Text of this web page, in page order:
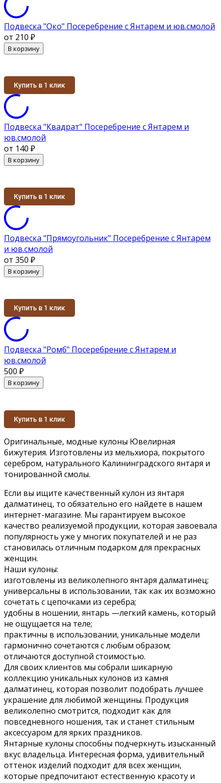
Подвеска "Око" Посеребрение с Янтарем и юв.смолой
от 210 ₽
В корзину
Купить в 1 клик
Подвеска "Квадрат" Посеребрение с Янтарем и
юв.смолой
от 140 ₽
В корзину
Купить в 1 клик
Подвеска "Прямоугольник" Посеребрение с Янтарем
и юв.смолой
от 350 ₽
В корзину
Купить в 1 клик
Подвеска "Ромб" Посеребрение с Янтарем и
юв.смолой
500 ₽
В корзину
Купить в 1 клик
Оригинальные, модные кулоны Ювелирная
бижутерия. Изготовлены из мельхиора, покрытого
серебром, натурального Калининградского янтаря и
тонированной смолы.
Если вы ищите качественный кулон из янтаря
далматинец, то обязательно его найдете в нашем
интернет-магазине. Мы гарантируем высокое
качество реализуемой продукции, которая завоевала
популярность уже у многих покупателей и не раз
становилась отличным подарком для прекрасных
женщин.
Наши кулоны:
изготовлены из великолепного янтаря далматинец;
универсальны в использовании, так как их возможно
сочетать с цепочками из серебра;
удобны в ношении, янтарь —легкий камень, который
не ощущается на теле;
практичны в использовании, уникальные модели
гармонично сочетаются с любым образом;
отличаются доступной стоимостью.
Для своих клиентов мы собрали шикарную
коллекцию уникальных кулонов из камня
далматинец, которая позволит подобрать лучшее
украшение для любимой женщины. Продукция
великолепно смотрится, подходит как для
повседневного ношения, так и станет стильным
аксессуаром для ярких праздников.
Янтарные кулоны способны подчеркнуть изысканный
вкус владельца. Интересная форма, удивительный
оттенок изделий подходит для всех женщин,
которые предпочитают естественную красоту и